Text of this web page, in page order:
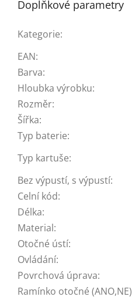
Doplňkové parametry
Kategorie:
EAN:
Barva:
Hloubka výrobku:
Rozměr:
Šířka:
Typ baterie:
Typ kartuše:
Bez výpustí, s výpustí:
Celní kód:
Délka:
Material:
Otočné ústí:
Ovládání:
Povrchová úprava:
Ramínko otočné (ANO,NE)